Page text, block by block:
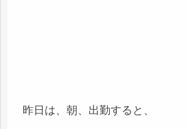
昨日は、朝、出勤すると、